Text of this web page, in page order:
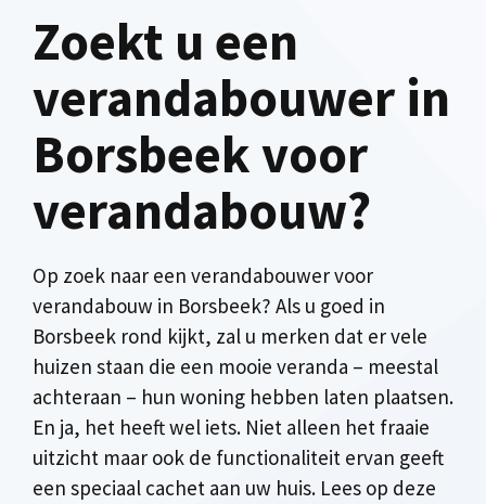
Zoekt u een
verandabouwer in
Borsbeek voor
verandabouw?
Op zoek naar een verandabouwer voor
verandabouw in Borsbeek? Als u goed in
Borsbeek rond kijkt, zal u merken dat er vele
huizen staan die een mooie veranda – meestal
achteraan – hun woning hebben laten plaatsen.
En ja, het heeft wel iets. Niet alleen het fraaie
uitzicht maar ook de functionaliteit ervan geeft
een speciaal cachet aan uw huis. Lees op deze